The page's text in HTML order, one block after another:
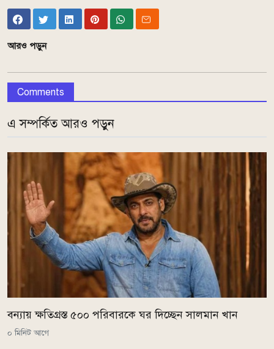
আরও পড়ুন
Comments
এ সম্পর্কিত আরও পড়ুন
বন্যায় ক্ষতিগ্রস্ত ৫০০ পরিবারকে ঘর দিচ্ছেন সালমান খান
০ মিনিট আগে